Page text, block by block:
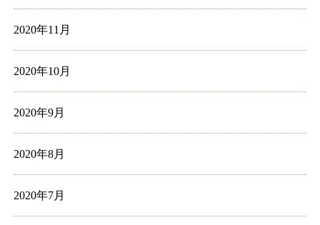
2020年11月
2020年10月
2020年9月
2020年8月
2020年7月